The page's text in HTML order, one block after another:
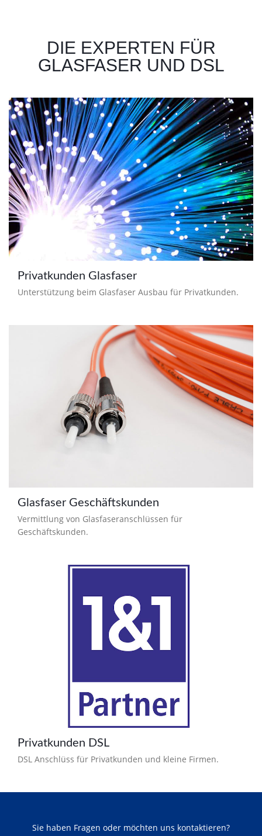
DIE EXPERTEN FÜR
GLASFASER UND DSL
Privatkunden Glasfaser
Unterstützung beim Glasfaser Ausbau für Privatkunden.
Glasfaser Geschäftskunden
Vermittlung von Glasfaseranschlüssen für
Geschäftskunden.
Privatkunden DSL
DSL Anschlüss für Privatkunden und kleine Firmen.
Sie haben Fragen oder möchten uns kontaktieren?